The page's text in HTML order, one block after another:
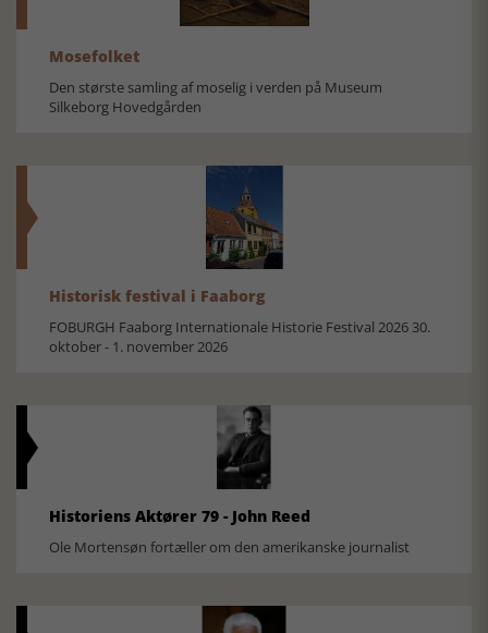
Mosefolket
Den største samling af moselig i verden på Museum
Silkeborg Hovedgården
Historisk festival i Faaborg
FOBURGH Faaborg Internationale Historie Festival 2026 30.
oktober - 1. november 2026
Historiens Aktører 79 - John Reed
Ole Mortensøn fortæller om den amerikanske journalist